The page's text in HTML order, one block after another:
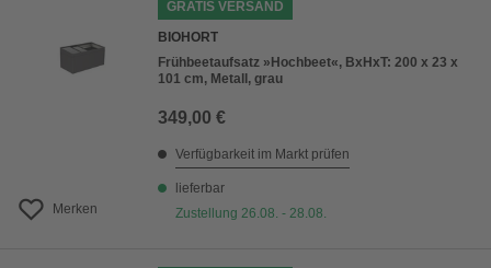
Merken
GRATIS VERSAND
BIOHORT
Frühbeetaufsatz »Hochbeet«, BxHxT: 200 x 23 x
101 cm, Metall, grau
349,00 €
Verfügbarkeit im Markt prüfen
lieferbar
Zustellung 26.08. - 28.08.